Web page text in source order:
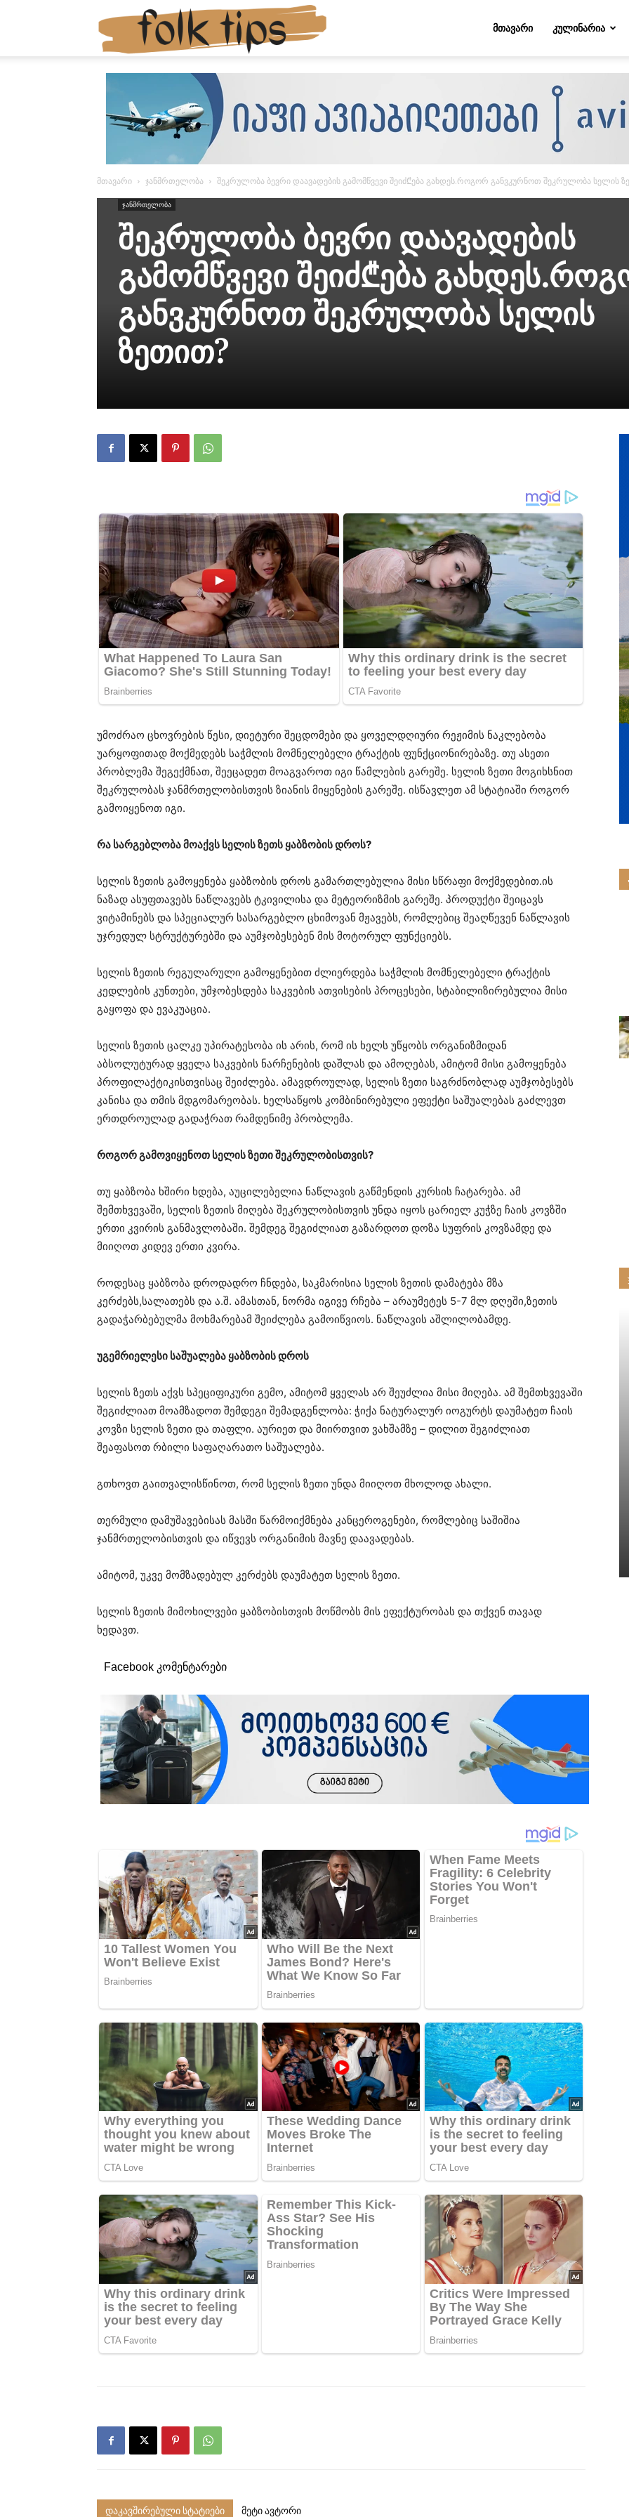
Folktips.org ᲛᲗᲐᲕᲐᲠᲘ ᲙᲣᲚᲘᲜᲐᲠᲘᲐ
მთავარი ჯანმრთელობა შეკრულობა ბევრი დაავადების გამომწვევი შეიძ₾ება გახდეს.როგორ განვკურნოთ შეკრულობა სელის
ჯანმრთელობა
შეკრულობა ბევრი დაავადების
გამომწვევი შეიძ₾ება
განვკურნოთ შეკრულობა სელის
ზეთით?
უმოძრაო ცხოვრების წესი, დიეტური შეცდომები და ყოველდღიური რეჟიმის ნაკლებობა
უარყოფითად მოქმედებს საჭმლის მომნელებელი ტრაქტის ფუნქციონირებაზე. თუ ასეთი
პრობლემა შეგექმნათ, შეეცადეთ მოაგვაროთ იგი წამლების გარეშე. სელის ზეთი მოგიხსნით
შეკრულობას ჯანმრთელობისთვის ზიანის მიყენების გარეშე. ისწავლეთ ამ სტატიაში როგორ
გამოიყენოთ იგი.
რა სარგებლობა მოაქვს სელის ზეთს ყაბზობის დროს?
სელის ზეთის გამოყენება ყაბზობის დროს გამართლებულია მისი სწრაფი მოქმედებით.ის
ნაზად ასუფთავებს ნაწლავებს ტკივილისა და მეტეორიზმის გარეშე. პროდუქტი შეიცავს
ვიტამინებს და სპეციალურ სასარგებლო ცხიმოვან მჟავებს, რომლებიც შეაღწევენ ნაწლავის
უჯრედულ სტრუქტურებში და აუმჯობესებენ მის მოტორულ ფუნქციებს.
სელის ზეთის რეგულარული გამოყენებით ძლიერდება საჭმლის მომნელებელი ტრაქტის
კედლების კუნთები, უმჯობესდება საკვების ათვისების პროცესები, სტაბილიზირებულია მისი
გაყოფა და ევაკუაცია.
სელის ზეთის ცალკე უპირატესობა ის არის, რომ ის ხელს უწყობს ორგანიზმიდან
აბსოლუტურად ყველა საკვების ნარჩენების დაშლას და ამოღებას, ამიტომ მისი გამოყენება
პროფილაქტიკისთვისაც შეიძლება. ამავდროულად, სელის ზეთი საგრძნობლად აუმჯობესებს
კანისა და თმის მდგომარეობას. ხელსაწყოს კომბინირებული ეფექტი საშუალებას გაძლევთ
ერთდროულად გადაჭრათ რამდენიმე პრობლემა.
როგორ გამოვიყენოთ სელის ზეთი შეკრულობისთვის?
თუ ყაბზობა ხშირი ხდება, აუცილებელია ნაწლავის გაწმენდის კურსის ჩატარება. ამ
შემთხვევაში, სელის ზეთის მიღება შეკრულობისთვის უნდა იყოს ცარიელ კუჭზე ჩაის კოვზში
ერთი კვირის განმავლობაში. შემდეგ შეგიძლიათ გაზარდოთ დოზა სუფრის კოვზამდე და
მიიღოთ კიდევ ერთი კვირა.
როდესაც ყაბზობა დროდადრო ჩნდება, საკმარისია სელის ზეთის დამატება მზა
კერძებს,სალათებს და ა.შ. ამასთან, ნორმა იგივე რჩება – არაუმეტეს 5-7 მლ დღეში,ზეთის
გადაჭარბებულმა მოხმარებამ შეიძლება გამოიწვიოს. ნაწლავის აშლილობამდე.
უგემრიელესი საშუალება ყაბზობის დროს
სელის ზეთს აქვს სპეციფიკური გემო, ამიტომ ყველას არ შეუძლია მისი მიღება. ამ შემთხვევაში
შეგიძლიათ მოამზადოთ შემდეგი შემადგენლობა: ჭიქა ნატურალურ იოგურტს დაუმატეთ ჩაის
კოვზი სელის ზეთი და თაფლი. აურიეთ და მიირთვით ვახშამზე – დილით შეგიძლიათ
შეაფასოთ რბილი საფაღარათო საშუალება.
გთხოვთ გაითვალისწინოთ, რომ სელის ზეთი უნდა მიიღოთ მხოლოდ ახალი.
თერმული დამუშავებისას მასში წარმოიქმნება კანცეროგენები, რომლებიც საშიშია
ჯანმრთელობისთვის და იწვევს ორგანიმის მავნე დაავადებას.
ამიტომ, უკვე მომზადებულ კერძებს დაუმატეთ სელის ზეთი.
სელის ზეთის მიმოხილვები ყაბზობისთვის მოწმობს მის ეფექტურობას და თქვენ თავად
ხედავთ.
Facebook კომენტარები
დაკავშირებული სტატიები მეტი ავტორი